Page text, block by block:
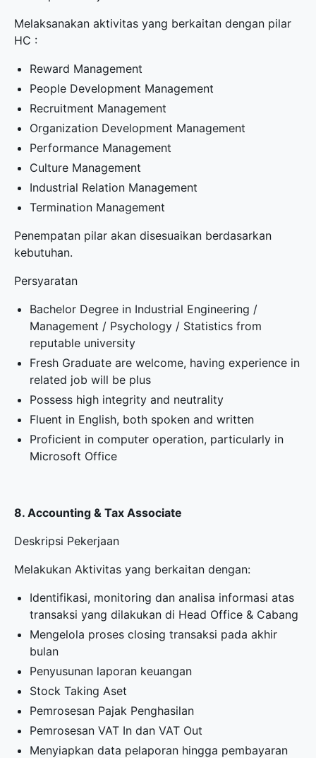
Melaksanakan aktivitas yang berkaitan dengan pilar
HC :
Reward Management
People Development Management
Recruitment Management
Organization Development Management
Performance Management
Culture Management
Industrial Relation Management
Termination Management
Penempatan pilar akan disesuaikan berdasarkan
kebutuhan.
Persyaratan
Bachelor Degree in Industrial Engineering /
Management / Psychology / Statistics from
reputable university
Fresh Graduate are welcome, having experience in
related job will be plus
Possess high integrity and neutrality
Fluent in English, both spoken and written
Proficient in computer operation, particularly in
Microsoft Office
8. Accounting & Tax Associate
Deskripsi Pekerjaan
Melakukan Aktivitas yang berkaitan dengan:
Identifikasi, monitoring dan analisa informasi atas
transaksi yang dilakukan di Head Office & Cabang
Mengelola proses closing transaksi pada akhir
bulan
Penyusunan laporan keuangan
Stock Taking Aset
Pemrosesan Pajak Penghasilan
Pemrosesan VAT In dan VAT Out
Menyiapkan data pelaporan hingga pembayaran